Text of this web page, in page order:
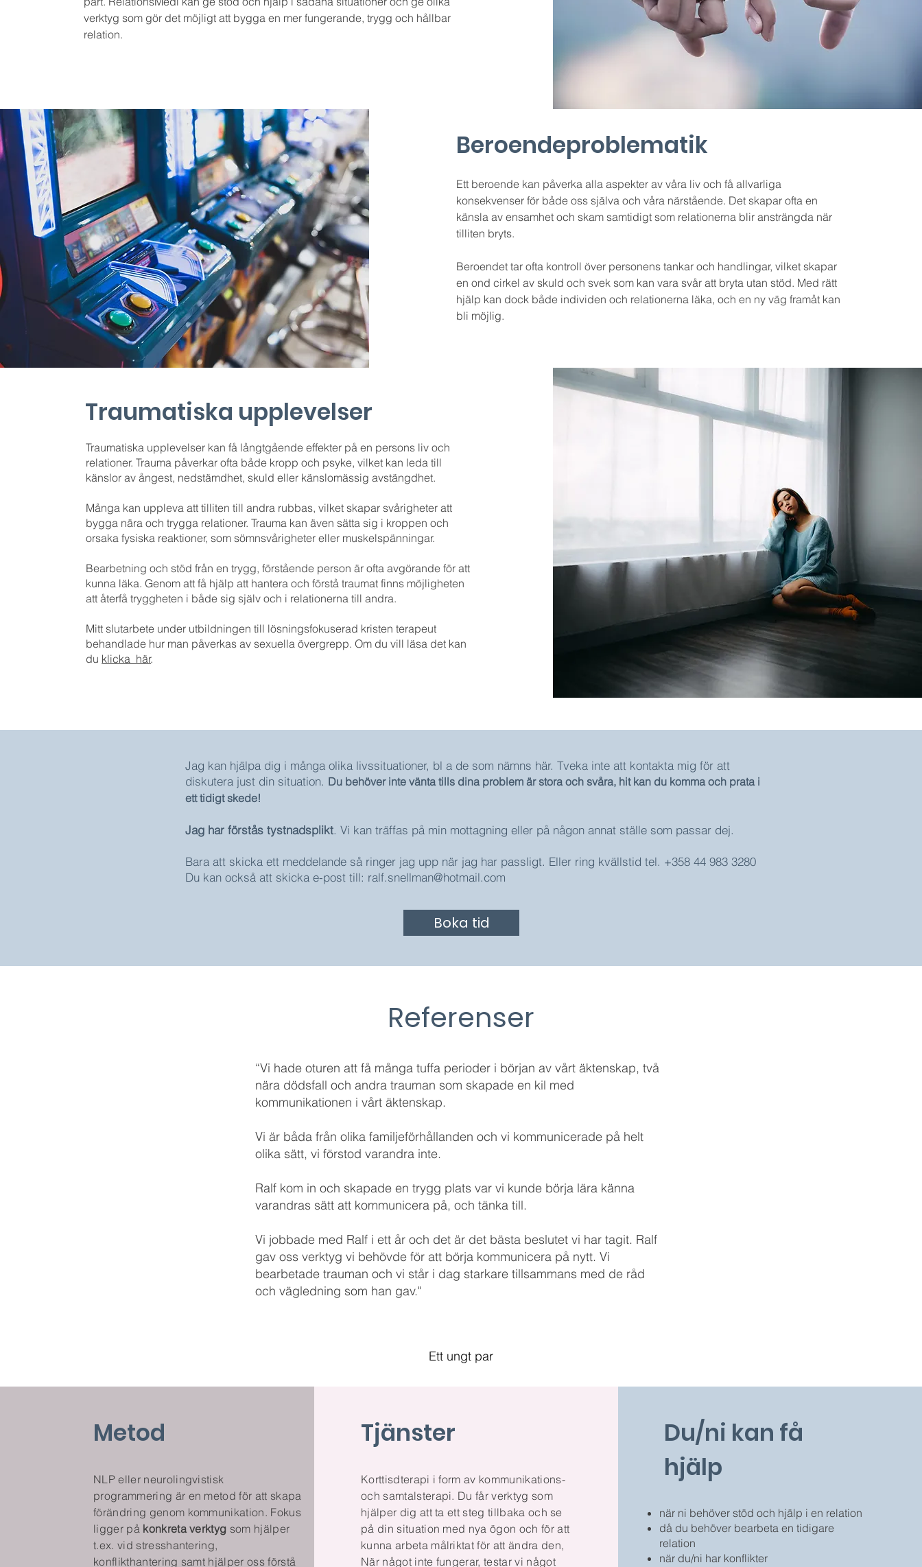
verktyg som gör det möjligt att bygga en mer fungerande, trygg och hållbar
relation.
Beroendeproblematik
Ett beroende kan påverka alla aspekter av våra liv och få allvarliga
konsekvenser för både oss själva och våra närstående. Det skapar ofta en
känsla av ensamhet och skam samtidigt som relationerna blir ansträngda när
tilliten bryts.
Beroendet tar ofta kontroll över personens tankar och handlingar, vilket skapar
en ond cirkel av skuld och svek som kan vara svår att bryta utan stöd. Med rätt
hjälp kan dock både individen och relationerna läka, och en ny väg framåt kan
bli möjlig.
Traumatiska upplevelser
Traumatiska upplevelser kan få långtgående effekter på en persons liv och
relationer. Trauma påverkar ofta både kropp och psyke, vilket kan leda till
känslor av ångest, nedstämdhet, skuld eller känslomässig avstängdhet.
Många kan uppleva att tilliten till andra rubbas, vilket skapar svårigheter att
bygga nära och trygga relationer. Trauma kan även sätta sig i kroppen och
orsaka fysiska reaktioner, som sömnsvårigheter eller muskelspänningar.
Bearbetning och stöd från en trygg, förstående person är ofta avgörande för att
kunna läka. Genom att få hjälp att hantera och förstå traumat finns möjligheten
att återfå tryggheten i både sig själv och i relationerna till andra.
Mitt slutarbete under utbildningen till lösningsfokuserad kristen terapeut
behandlade hur man påverkas av sexuella övergrepp. Om du vill läsa det kan
du klicka här.
​Jag kan hjälpa dig i många olika livssituationer, bl a de som nämns här. Tveka inte att kontakta mig för att
diskutera just din situation. ​ Du behöver inte vänta tills dina problem är stora och svåra, hit kan du komma och prata i
ett tidigt skede!
Jag har förstås tystnadsplikt. Vi kan träffas på min mottagning eller på någon annat ställe som passar dej.
Bara att skicka ett meddelande så ringer jag upp när jag har passligt. Eller ring kvällstid tel. +358 44 983 3280
Du kan också att skicka e-post till: ralf.snellman@hotmail.com
Boka tid
Referenser
“Vi hade oturen att få många tuffa perioder i början av vårt äktenskap, två
nära dödsfall och andra trauman som skapade en kil med
kommunikationen i vårt äktenskap.
Vi är båda från olika familjeförhållanden och vi kommunicerade på helt
olika sätt, vi förstod varandra inte.
Ralf kom in och skapade en trygg plats var vi kunde börja lära känna
varandras sätt att kommunicera på, och tänka till.
Vi jobbade med Ralf i ett år och det är det bästa beslutet vi har tagit. Ralf
gav oss verktyg vi behövde för att börja kommunicera på nytt. Vi
bearbetade trauman och vi står i dag starkare tillsammans med de råd
och vägledning som han gav."
Ett ungt par
Metod
NLP eller neurolingvistisk
programmering är en metod för att skapa
förändring genom kommunikation. Fokus
ligger på konkreta verktyg som hjälper
t.ex. vid stresshantering,
konflikthantering samt hjälper oss förstå
Tjänster
Korttisdterapi i form av kommunikations-
och samtalsterapi. Du får verktyg som
hjälper dig att ta ett steg tillbaka och se
på din situation med nya ögon och för att
kunna arbeta målriktat för att ändra den,
När något inte fungerar, testar vi något
Du/ni kan få
hjälp
när ni behöver stöd och hjälp i en relation
då du behöver bearbeta en tidigare
relation
när du/ni har konflikter